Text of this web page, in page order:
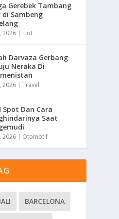
Gerebek Tambang
di Sambeng
2026 | Hot
Darvaza Gerbang
Neraka Di
2026 |Travel
Spot Dan Cara
Saat
2026 | Otomotif
BARCELONA